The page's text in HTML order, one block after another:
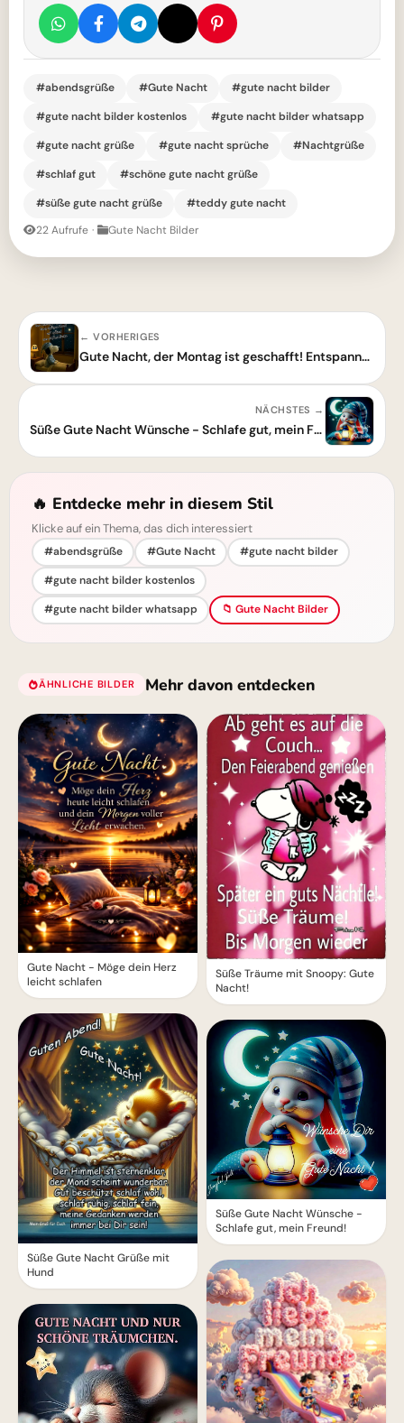
#abendsgrüße #Gute Nacht
#gute nacht bilder
#gute nacht bilder kostenlos
#gute nacht bilder whatsapp
#gute nacht grüße
#gute nacht sprüche
#Nachtgrüße
#schlaf gut
#schöne gute nacht grüße
#süße gute nacht grüße
#teddy gute nacht
22 Aufrufe · Gute Nacht Bilder
← VORHERIGES
Gute Nacht, der Montag ist geschafft! Entspannung pur
NÄCHSTES →
Süße Gute Nacht Wünsche - Schlafe gut, mein Freund!
🔥 Entdecke mehr in diesem Stil
Klicke auf ein Thema, das dich interessiert
#abendsgrüße #Gute Nacht
#gute nacht bilder
#gute nacht bilder kostenlos
#gute nacht bilder whatsapp
📁 Gute Nacht Bilder
ÄHNLICHE BILDER Mehr davon entdecken
Gute Nacht - Möge dein Herz
leicht schlafen
Süße Gute Nacht Grüße mit
Hund
Süße Träume mit Snoopy: Gute
Nacht!
Süße Gute Nacht Wünsche -
Schlafe gut, mein Freund!